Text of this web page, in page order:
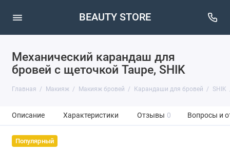
BEAUTY STORE
Механический карандаш для
бровей с щеточкой Taupe, SHIK
Главная Макияж Макияж бровей Карандаши для бровей SHIK
Описание Характеристики Отзывы 0 Вопросы и
Популярный